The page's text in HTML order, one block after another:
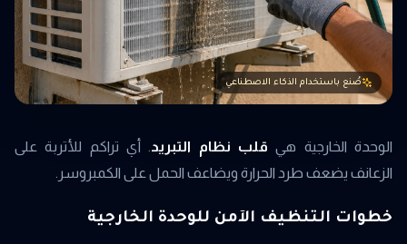
صُنع باستخدام الذكاء الاصطناعي
الوحدة الخارجية هي قلب نظام التبريد. أي تراكم للأتربة على
الزعانف يضعف طرد الحرارة ويضاعف الحمل على الكمبروسر.
خطوات التنظيف الآمن للوحدة الخارجية